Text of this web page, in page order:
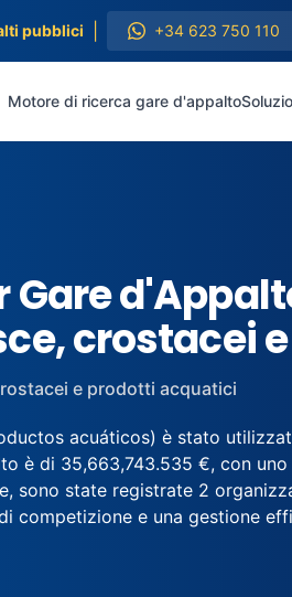
pubblici +34 623 750 110
Motore di ricerca gare d'appalto
Gare
crostacei
e prodotti acquatici
acuáticos) è stato
è di 35,663,743.535 €, con
sono state registrate 2
competizione e una gestione